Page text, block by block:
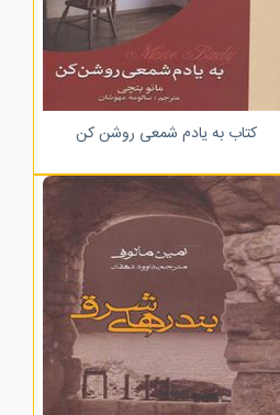
کتاب به یادم شمعی روشن کن